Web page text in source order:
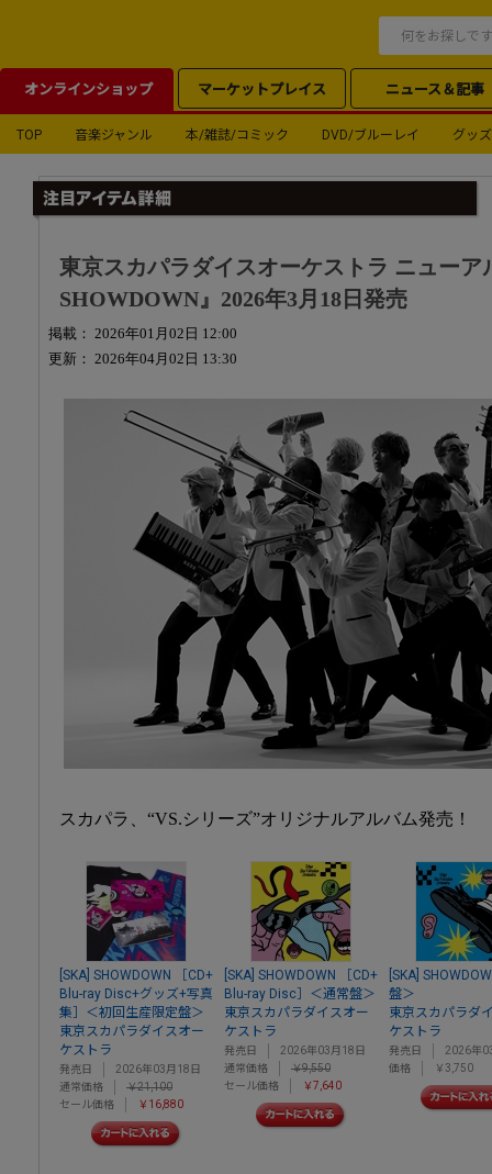
オンラインショップ マーケットプレイス ニュース＆記事
TOP 音楽ジャンル 本/雑誌/コミック DVD/ブルーレイ グッズ
東京スカパラダイスオーケストラ ニュー
SHOWDOWN』2026年3月18日発売
掲載： 2026年01月02日 12:00
更新： 2026年04月02日 13:30
スカパラ、“VS.シリーズ”オリジナルアルバム発売！
[SKA] SHOWDOWN ［CD+
Blu-ray Disc+グッズ+写真
集］＜初回生産限定盤＞
東京スカパラダイスオー
ケストラ
発売日
2026年03月18日
通常価格
￥21,100
セール価格
￥16,880
[SKA] SHOWDOWN ［CD+
Blu-ray Disc］＜通常盤＞
東京スカパラダイスオー
ケストラ
発売日
2026年03月18日
通常価格
￥9,550
セール価格
￥7,640
[SKA]
盤＞
東京スカパラダ
ケストラ
発売日
2026年
価格
￥3,750